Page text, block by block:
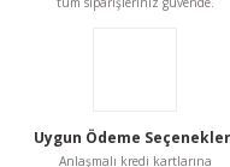
Uygun Ödeme
Anlaşmalı kredi kartlarına